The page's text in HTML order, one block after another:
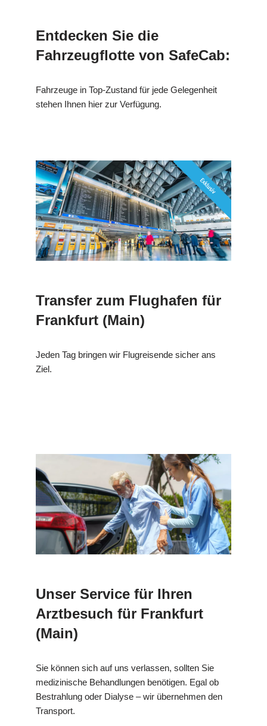
Entdecken Sie die
Fahrzeugflotte von SafeCab:
Fahrzeuge in Top-Zustand für jede Gelegenheit
stehen Ihnen hier zur Verfügung.
Transfer zum Flughafen für
Frankfurt (Main)
Jeden Tag bringen wir Flugreisende sicher ans
Ziel.
Unser Service für Ihren
Arztbesuch für Frankfurt
(Main)
Sie können sich auf uns verlassen, sollten Sie
medizinische Behandlungen benötigen. Egal ob
Bestrahlung oder Dialyse – wir übernehmen den
Transport.